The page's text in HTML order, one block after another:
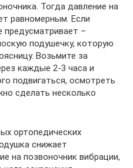
Тогда давление на
равномерным. Если
предусматривает –
подушечку, которую
Возьмите за
каждые 2-3 часа и
подвигаться, осмотреть
сделать несколько
ортопедических
снижает
на позвоночник вибрации,